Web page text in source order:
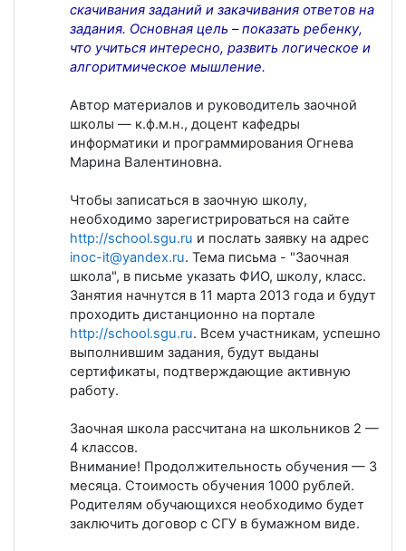
скачивания заданий и закачивания ответов на
задания. Основная цель – показать ребенку,
что учиться интересно, развить логическое и
алгоритмическое мышление.
Автор материалов и руководитель заочной
школы — к.ф.м.н., доцент кафедры
информатики и программирования Огнева
Марина Валентиновна.
Чтобы записаться в заочную школу,
необходимо зарегистрироваться на сайте
http://school.sgu.ru и послать заявку на адрес
inoc-it@yandex.ru. Тема письма - "Заочная
школа", в письме указать ФИО, школу, класс.
Занятия начнутся в 11 марта 2013 года и будут
проходить дистанционно на портале
http://school.sgu.ru. Всем участникам, успешно
выполнившим задания, будут выданы
сертификаты, подтверждающие активную
работу.
Заочная школа рассчитана на школьников 2 —
4 классов.
Внимание! Продолжительность обучения — 3
месяца. Стоимость обучения 1000 рублей.
Родителям обучающихся необходимо будет
заключить договор с СГУ в бумажном виде.